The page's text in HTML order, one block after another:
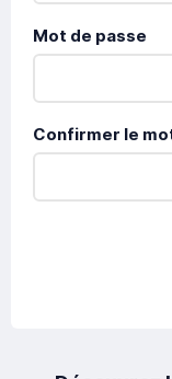
Mot de passe
Confirmer le